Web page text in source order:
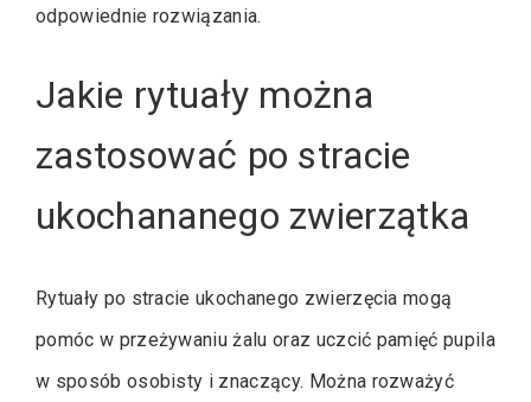
odpowiednie rozwiązania.
Jakie rytuały można
zastosować po stracie
ukochananego zwierzątka
Rytuały po stracie ukochanego zwierzęcia mogą
pomóc w przeżywaniu żalu oraz uczcić pamięć pupila
w sposób osobisty i znaczący. Można rozważyć